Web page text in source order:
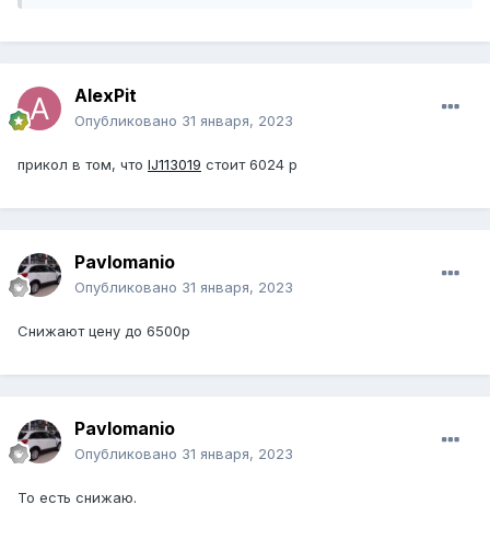
AlexPit
Опубликовано 31 января, 2023
прикол в том, что IJ113019 стоит 6024 р
Pavlomanio
Опубликовано 31 января, 2023
Снижают цену до 6500р
Pavlomanio
Опубликовано 31 января, 2023
То есть снижаю.